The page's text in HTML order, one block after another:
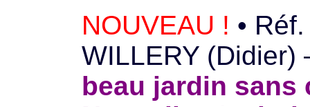
NOUVEAU ! •
WILLERY
beau jardin sans